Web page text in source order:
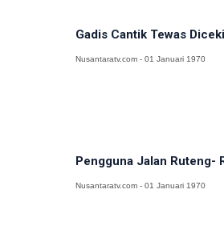
Gadis Cantik Tewas
Nusantaratv.com - 01 Januari 1970
Pengguna Jalan Ruteng-
Nusantaratv.com - 01 Januari 1970